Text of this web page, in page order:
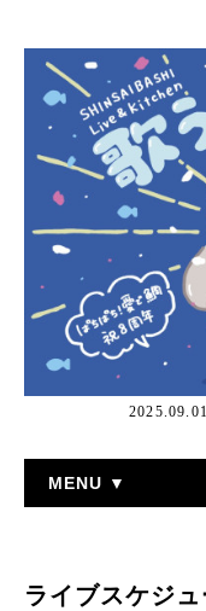
MENU ▼
ライブスケジ